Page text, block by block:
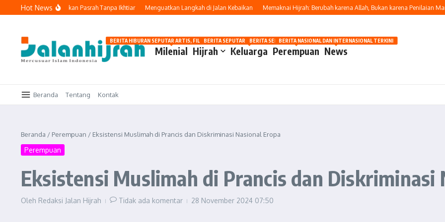
Lewati ke konten
Hot News
Berusaha, Bukan Pasrah Tanpa Ikhtiar Menguatkan Langkah di Jalan Kebaikan Memaknai Hijrah: Berubah karena Allah, Bukan karena Penilaian Manusia
Milenial
BERITA HIBURAN SEPUTAR ARTIS, FILM, DAN GOSIP
Hijrah Keluarga
BERITA SEPUTAR OTOMOTIF HARI INI
Perempuan
BERITA SEPUTAR KECANTIKAN WANITA
News
BERITA NASIONAL DAN INTERNASIONAL TERKINI
Beranda Tentang Kontak
Beranda / Perempuan / Eksistensi Muslimah di Prancis dan Diskriminasi Nasional Eropa
Perempuan
Eksistensi Muslimah di Prancis dan Diskriminasi
Oleh Redaksi Jalan Hijrah Tidak ada komentar 28 November 2024 07:50